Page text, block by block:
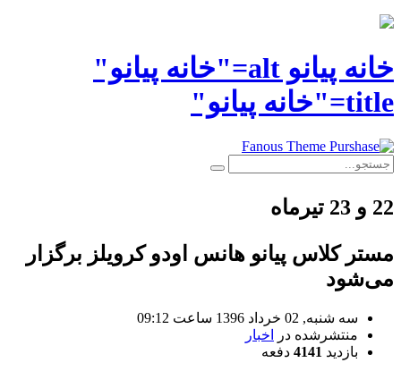
خانه پیانو alt="خانه پیانو"
title="خانه پیانو"
22 و 23 تیرماه
مستر کلاس پیانو هانس اودو کرویلز برگزار
می‌شود
سه شنبه, 02 خرداد 1396 ساعت 09:12
منتشرشده در
اخبار
بازدید 4141 دفعه